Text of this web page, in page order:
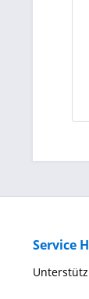
Service